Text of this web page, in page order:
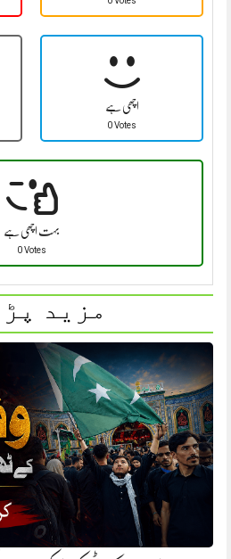
اچھی ہے
0 Votes
بہت اچھی ہے
0 Votes
مزید